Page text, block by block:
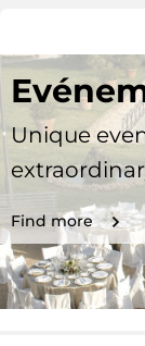
Unique
Find more